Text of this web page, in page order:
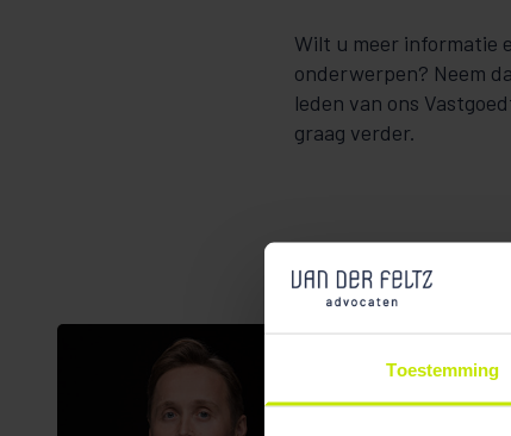
Toestemming
Wilt u meer informatie
onderwerpen? Neem
leden van ons
graag verder.